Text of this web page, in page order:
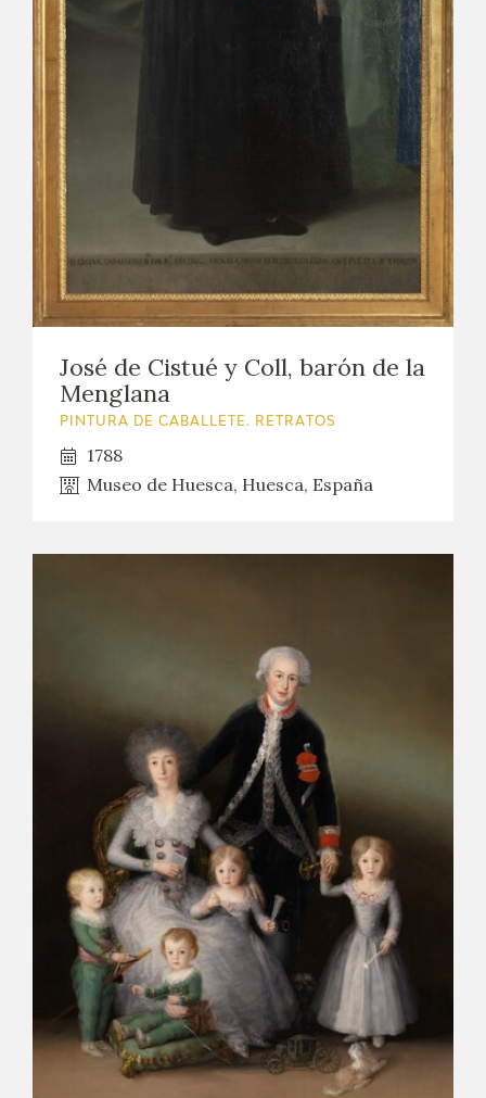
José de Cistué y Coll, barón de la
Menglana
PINTURA DE CABALLETE. RETRATOS
1788
Museo de Huesca, Huesca, España